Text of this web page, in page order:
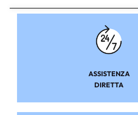
ASSISTENZA
DIRETTA